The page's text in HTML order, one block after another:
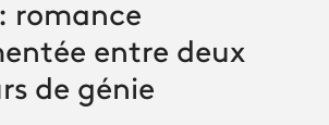
à une émission
romance
entre deux
de génie